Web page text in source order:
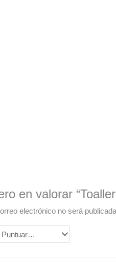
en valorar
electrónico no será